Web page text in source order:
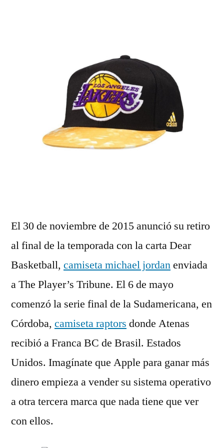
El 30 de noviembre de 2015 anunció su retiro
al final de la temporada con la carta Dear
Basketball, camiseta michael jordanenviada
a The Player’s Tribune. El 6 de mayo
comenzó la serie final de la Sudamericana, en
Córdoba, camiseta raptors donde Atenas
recibió a Franca BC de Brasil. Estados
Unidos. Imagínate que Apple para ganar más
dinero empieza a vender su sistema operativo
a otra tercera marca que nada tiene que ver
con ellos.